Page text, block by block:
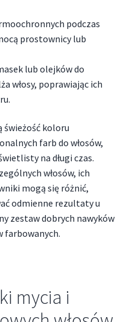
podczas
prostownicy lub
lub olejków do
włosy, poprawiając ich
świeżość koloru
farb do włosów,
na długi czas.
włosów, ich
mogą się różnić,
odmienne rezultaty u
zestaw dobrych nawyków
farbowanych.
mycia i